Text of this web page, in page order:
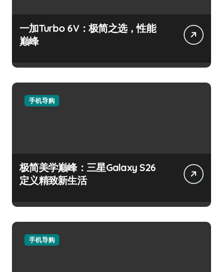
一加Turbo 6V：极简之选，性能
巅峰
手机导购
极简美学巅峰：三星Galaxy S26
定义精致新生活
手机导购